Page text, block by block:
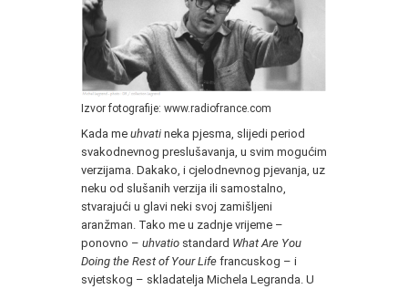
Izvor fotografije: www.radiofrance.com
Kada me uhvati neka pjesma, slijedi period
svakodnevnog preslušavanja, u svim mogućim
verzijama. Dakako, i cjelodnevnog pjevanja, uz
neku od slušanih verzija ili samostalno,
stvarajući u glavi neki svoj zamišljeni
aranžman. Tako me u zadnje vrijeme –
ponovno – uhvatio standard What Are You
Doing the Rest of Your Life francuskog – i
svjetskog – skladatelja Michela Legranda. U